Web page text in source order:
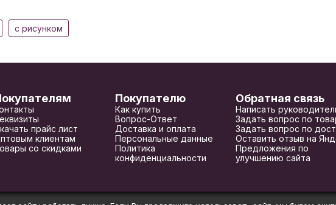
с рисунком
прайс лист
клиентам
со скидками
Покупателю
Как купить
Вопрос-Ответ
Доставка и оплата
Персональные данные
Политика
конфиденциальности
Обратная связь
Написать
Задать вопрос по
Задать вопрос по
Оставить отзыв на
Предложения по
улучшению сайта